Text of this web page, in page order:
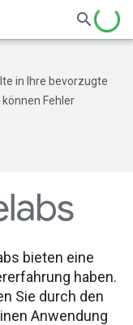
in Ihre bevorzugte
Fehler
bieten eine
haben.
Sie durch den
Anwendung